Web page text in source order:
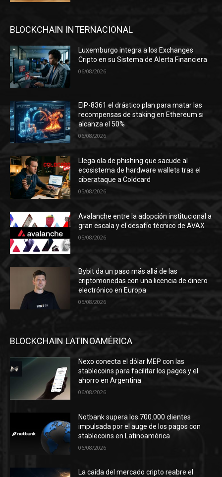
BLOCKCHAIN INTERNACIONAL
Luxemburgo integra a los Exchanges
Cripto en su Sistema de Alerta Financiera
06/08/2026
EIP-8361 el drástico plan para matar las
recompensas de staking en Ethereum si
alcanza el 50%
06/08/2026
Llega ola de phishing que sacude al
ecosistema de hardware wallets tras el
ciberataque a Coldcard
05/08/2026
Avalanche entre la adopción institucional a
gran escala y el desafío técnico de AVAX
05/08/2026
Bybit da un paso más allá de las
criptomonedas con una licencia de dinero
electrónico en Europa
05/08/2026
BLOCKCHAIN LATINOAMÉRICA
Nexo conecta el dólar MEP con las
stablecoins para facilitar los pagos y el
ahorro en Argentina
06/08/2026
Notbank supera los 700.000 clientes
impulsada por el auge de los pagos con
stablecoins en Latinoamérica
06/08/2026
La caída del mercado cripto reabre el